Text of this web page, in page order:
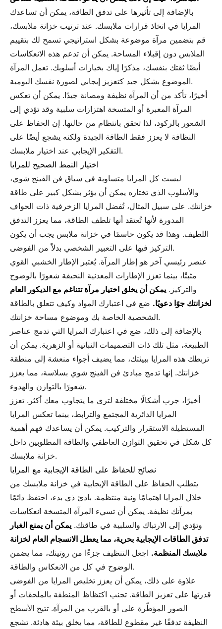
بالإضافة إلى تأثيرها على تدفق الطاقة، يمكن أن تساعدك
المرايا في اتخاذ قرارات ملابسك. عند ترتيب خزانة ملابسك،
قم بتضمين مرآة موضوعة بشكل استراتيجي تسمح لك بتقييم
الملابس دون إقبلاء المساحة. يمكن أن تدعم هذه الانعكاسات
أيضًا ثقتك بنفسك، مذكرًا إياك بخيارات أسلوبك. تعمل المرآة
الموضوع بشكل جيد كتعزيز إيجابي لصورة نفسك اليومية.
أخيرًا، تأكد من أن المرآة نظيفة ومصانة جيدًا. يمكن أن تعكس
المرآة المغبرة أو المتسخة اهتزازات سلبية وقد تؤدي إلى
الشعور بالركود، لذا تحقق بانتظام من حالتها. إن الحفاظ على
النظافة لا يعزز فقط الطاقة الجيدة ولكنه يشجع أيضًا على
التفكير الإيجابي عند اختيار ملابسك.
اختيار النمط الصحيح للمرايا
ليست كل المرايا متساوية في سياق فن الفينج شوي،
والأسلوب الذي تختاره يمكن أن يؤثر بشكل كبير على طاقة
خزانتك. على سبيل المثال، تُفضل المرايا الزخرفية ذات الحواف
المدورة لأنها تُعتقد أنها تلطف الطاقة، مما يعزز التدفق
اللطيف. وهذا قد يكون حاسمًا في خزانة ملابس يجب أن يكون
التركيز فيها على التعبير الشخصي بدلاً من الفوضى.
عنصر رئيسي آخر هو إطار المرآة. يُعتبر الإطار الخشبي القوي
مثبتًا، بينما تعزز الإطارات المعدنية النحيفة شعورًا بالوضوح
والتركيز. يمكن أن يخلق اختيار مرآة تتناغم مع الديكور العام
لخزانتك جوًا دعويًا. ضع في اعتبارك المواد وكيف تتعلق بالطاقة
الشخصية الخاصة بك وموضوع مساحة خزانتك.
بالإضافة إلى ذلك، ضع في اعتبارك المرايا التي تدمج عناصر
الطبيعة، مثل تلك ذات التصميمات النباتية أو الزهرية. يمكن أن
تربطك هذه المرايا ببيئتك، مما يضيف أجواء منعشة إلى منطقة
خزانتك. إنها تدمج مبادئ فن الفينج شوي بسلاسة، مما يعزز
شعورًا بالتوازن والهدوء.
أخيرًا، جرب أشكالًا مختلفة لترى ما يتجاوب معك أكثر. تعزز
المرايا الدائرية المجتمع والترابط، بينما تعكس المرايا
المستطيلة الاستقرار والتركيب. يمكن أن يساعدك فهم أهمية
كل شكل في تحقيق التوازن العاطفي والطاقة المطلوبين داخل
خزانة ملابسك.
نصائح للحفاظ على الطاقة الإيجابية مع المرايا
يتطلب الحفاظ على الطاقة الإيجابية في خزانة ملابسك من
خلال المرايا اهتمامًا ونية منتظمة. بادئ ذي بدء، احتفظ دائمًا
بمرآتك نظيفة. يمكن أن تسيء المرآة المتسخة انعكاسات
وتؤدي إلى الارتباك والسلبية في طاقتك. يمكن أن يمنع الغبار
تدفق الطاقات الإيجابية بحرية، مما يعطل الانسجام العام لخزانة
ملابسك المنظمة. اجعل التنظيف جزءًا من روتينك، مما يضمن
الوضوح في كل من الانعكاس والطاقة.
علاوة على ذلك، يمكن أن يعزز تخليص المرايا من الفوضى
قدرتها على تعزيز الطاقة. تجنب اكتظاظ المنطقة بالملحقات أو
الصور المؤطّرة على أو بالقرب من المرآة. تتيح الأسطح
النظيفة تدفقًا غير مقطوع للطاقة، مما يخلق بيئة هادئة. تشجع